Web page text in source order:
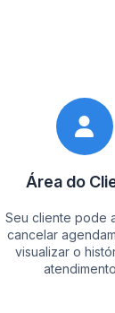
Área do
Seu cliente pode
cancelar
visualizar o